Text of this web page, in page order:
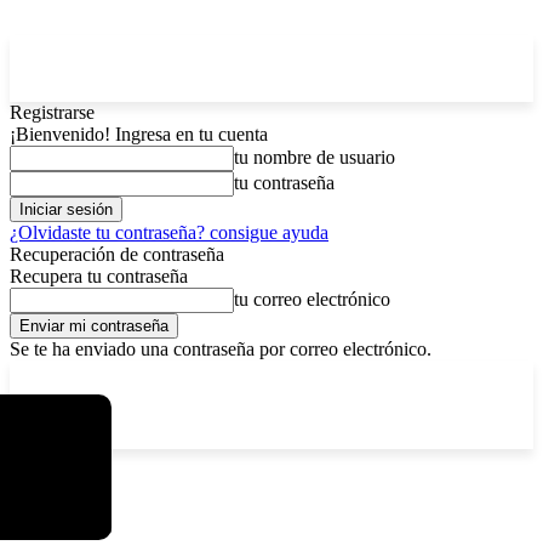
Registrarse
¡Bienvenido! Ingresa en tu cuenta
tu nombre de usuario
tu contraseña
¿Olvidaste tu contraseña? consigue ayuda
Recuperación de contraseña
Recupera tu contraseña
tu correo electrónico
Se te ha enviado una contraseña por correo electrónico.